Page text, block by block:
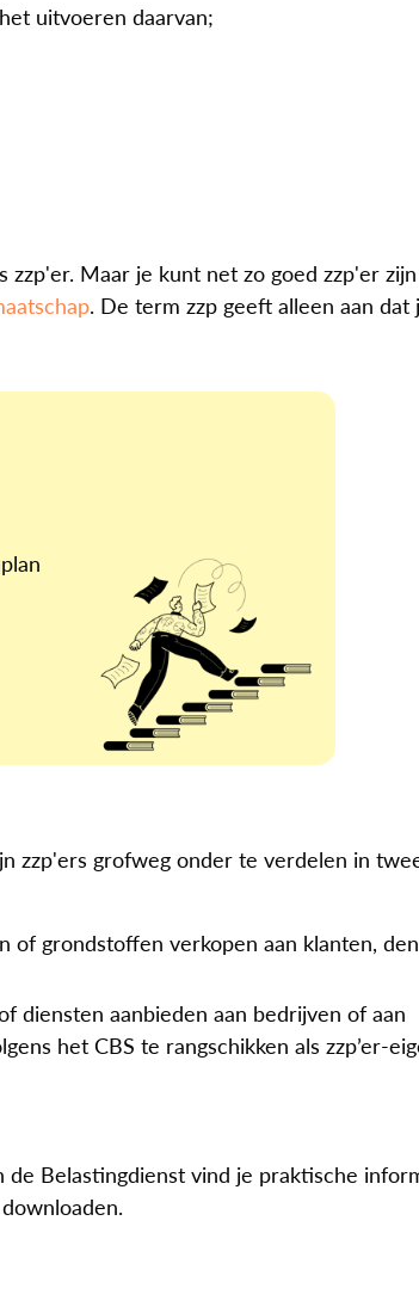
uitvoeren daarvan;
Maar je kunt net zo goed zzp'er
. De term zzp geeft alleen aan dat
zzp'ers grofweg onder te verdelen in
of grondstoffen verkopen aan klanten,
diensten aanbieden aan bedrijven of aan
het CBS te rangschikken als zzp’er-
Belastingdienst vind je praktische